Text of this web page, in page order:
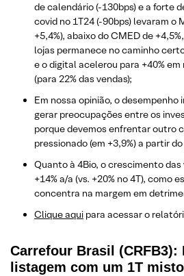
de calendário (-130bps) e a forte
covid no 1T24 (-90bps) levaram o
+5,4%), abaixo do CMED de
lojas permanece no caminho
e o digital acelerou para +40%
(para 22% das vendas);
Em nossa opinião, o desempenho
gerar preocupações entre os
porque devemos enfrentar outro
pressionado (em +3,9%) a partir
Quanto à 4Bio, o crescimento
+14% a/a (vs. +20% no 4T), como
concentra na margem em
Clique aqui para acessar o
Carrefour Brasil (CRFB3):
listagem com um 1T misto